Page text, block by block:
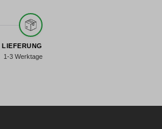
LIEFERUNG
1-3 Werktage